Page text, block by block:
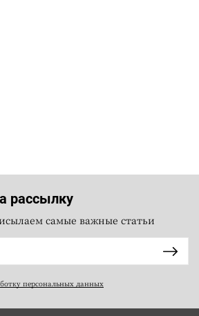
рассылку
самые важные статьи
персональных данных